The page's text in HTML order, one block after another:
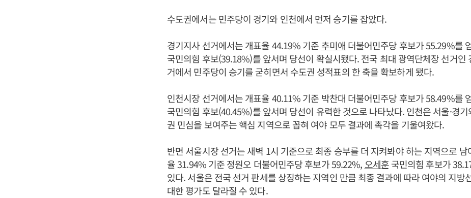
수도권에서는 민주당이 경기와 인천에서 먼저 승기를 잡았다.
경기지사 선거에서는 개표율 44.19% 기준 추미애 더불어민주당 후보가 55.29%를
국민의힘 후보(39.18%)를 앞서며 당선이 확실시됐다. 전국 최대 광역단체장 선거인
거에서 민주당이 승기를 굳히면서 수도권 성적표의 한 축을 확보하게 됐다.
인천시장 선거에서는 개표율 40.11% 기준 박찬대 더불어민주당 후보가 58.49%를
국민의힘 후보(40.45%)를 앞서며 당선이 유력한 것으로 나타났다. 인천은 서울·경
권 민심을 보여주는 핵심 지역으로 꼽혀 여야 모두 결과에 촉각을 기울여왔다.
반면 서울시장 선거는 새벽 1시 기준으로 최종 승부를 더 지켜봐야 하는 지역으로 남
율 31.94% 기준 정원오 더불어민주당 후보가 59.22%, 오세훈국민의힘 후보가
있다. 서울은 전국 선거 판세를 상징하는 지역인 만큼 최종 결과에 따라 여야의 지방
대한 평가도 달라질 수 있다.